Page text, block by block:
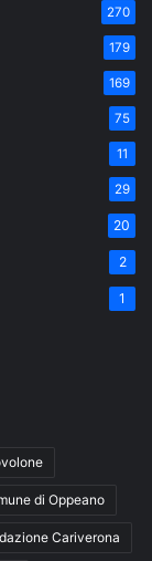
270
179
169
75
11
29
20
2
1
di Oppeano
Cariverona